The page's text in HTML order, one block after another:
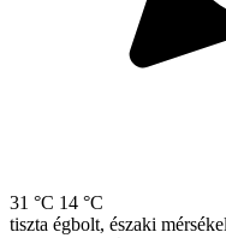
31 °C 14 °C
tiszta égbolt, északi